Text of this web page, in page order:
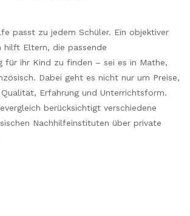
passt zu jedem Schüler. Ein objektiver
hilft Eltern, die passende
für ihr Kind zu finden – sei es in Mathe,
Dabei geht es nicht nur um Preise,
Erfahrung und Unterrichtsform.
berücksichtigt verschiedene
Nachhilfeinstituten über private